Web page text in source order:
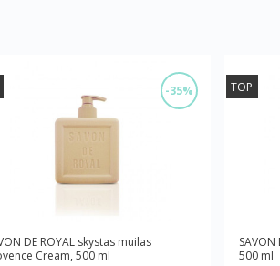
-35%
DE ROYAL skystas muilas
Cream, 500 ml
TOP
500 ml